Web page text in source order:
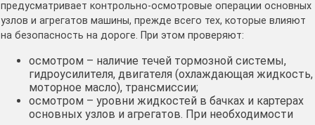
предусматривает контрольно-осмотровые операции основных
узлов и агрегатов машины, прежде всего тех, которые влияют
на безопасность на дороге. При этом проверяют:
осмотром – наличие течей тормозной системы,
гидроусилителя, двигателя (охлаждающая жидкость,
моторное масло), трансмиссии;
осмотром – уровни жидкостей в бачках и картерах
основных узлов и агрегатов. При необходимости